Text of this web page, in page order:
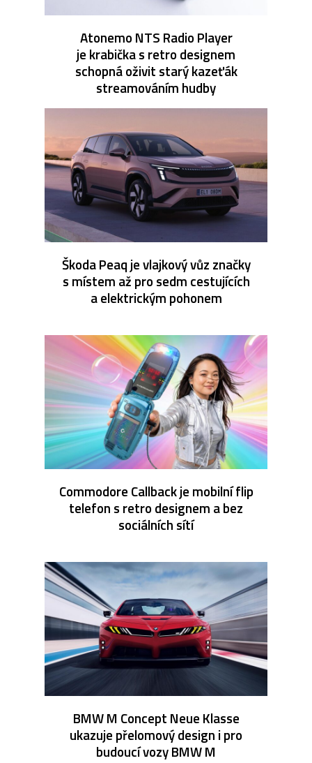
Atonemo NTS Radio Player
je krabička s retro designem
schopná oživit starý kazeťák
streamováním hudby
Škoda Peaq je vlajkový vůz značky
s místem až pro sedm cestujících
a elektrickým pohonem
Commodore Callback je mobilní flip
telefon s retro designem a bez
sociálních sítí
BMW M Concept Neue Klasse
ukazuje přelomový design i pro
budoucí vozy BMW M